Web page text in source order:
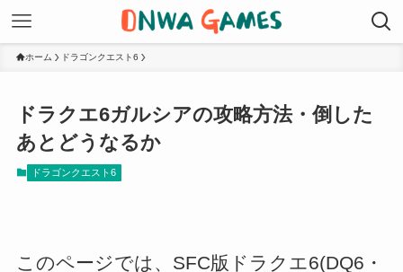
ホーム ドラゴンクエスト6
ドラクエ6ガルシアの攻略方法・倒した
あとどうなるか
ドラゴンクエスト6
このページでは、SFC版ドラクエ6(DQ6・